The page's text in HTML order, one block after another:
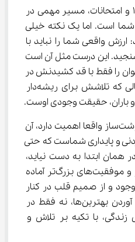
1404 و امتحانات، مسیر مهمی در
شما است. اما یک نکته خیلی
واقعی شما را نباید با
این درست مثل آن است
را فقط با قد کشیدنش در
یک سال ارزیابی کنیم. در حالی که تلاشش برای ریشه‌دار
و باران، حقیقت وجودی اوست.
چیزی که در این مسیر سرنوشت‌ساز واقعا اهمیت دارد، آن
بی‌وقفه، پشتکار مثال‌زدنی و پایداری شماست که حتی
همان ابتدا به دست نیاید،
شما را برای قدم‌های بلندتر و موفقیت‌های بزرگ‌تر آماده
وجود و از صمیم قلب در کنار
شما ایستاده‌ایم تا با فراهم آوردن بهترین‌ها، نه فقط در
زندگی، با تکیه بر تلاش و